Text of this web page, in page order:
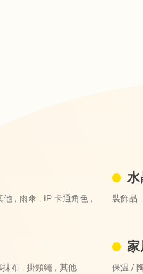
他 , 雨傘 , IP 卡通角色 ,
裝飾品 ,
抺布 , 掛頸繩 , 其他 保温 /